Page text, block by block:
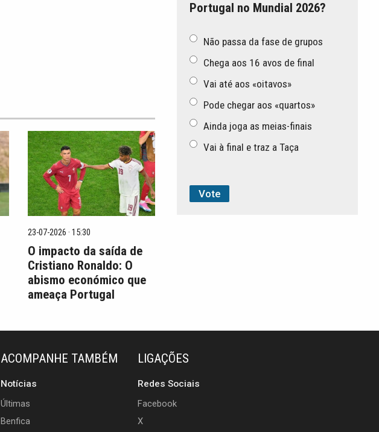
23-07-2026 · 15:30
O impacto da saída de
Cristiano Ronaldo: O
abismo económico que
ameaça Portugal
Portugal no Mundial 2026?
Não passa da fase de grupos
Chega aos 16 avos de final
Vai até aos «oitavos»
Pode chegar aos «quartos»
Ainda joga as meias-finais
Vai à final e traz a Taça
ACOMPANHE TAMBÉM
Notícias
Últimas
Benfica
LIGAÇÕES
Redes Sociais
Facebook
X